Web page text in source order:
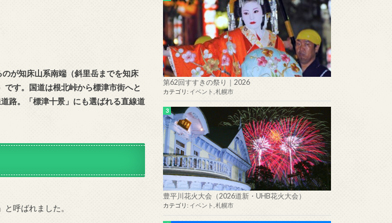
が知床山系南端（斜里岳までを知床
す。国道は根北峠から標津市街へと
路。「標津十景」にも選ばれる直線道
呼ばれました。
第62回すすきの祭り｜2026
カテゴリ: イベント 札幌市
豊平川花火大会（2026道新・UHB花火大会）
カテゴリ: イベント 札幌市